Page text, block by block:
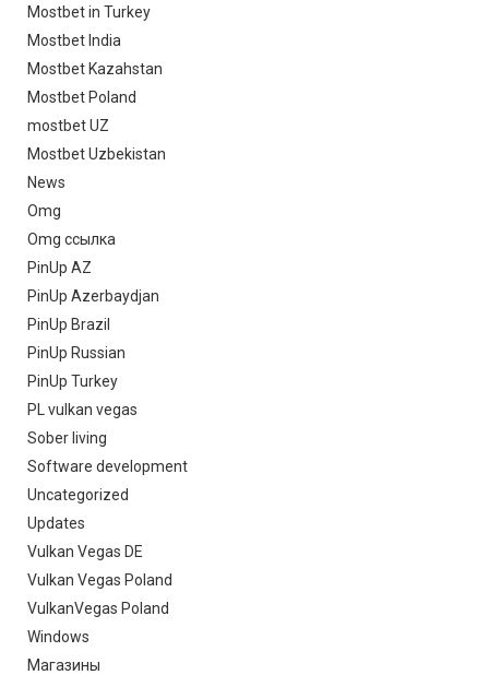
Mostbet in Turkey
Mostbet India
Mostbet Kazahstan
Mostbet Poland
mostbet UZ
Mostbet Uzbekistan
News
Omg
Omg ссылка
PinUp AZ
PinUp Azerbaydjan
PinUp Brazil
PinUp Russian
PinUp Turkey
PL vulkan vegas
Sober living
Software development
Uncategorized
Updates
Vulkan Vegas DE
Vulkan Vegas Poland
VulkanVegas Poland
Windows
Магазины